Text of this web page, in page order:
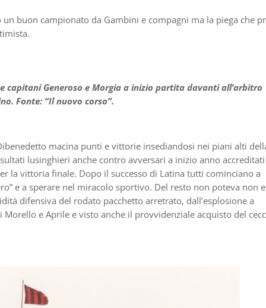
buon campionato da Gambini e compagni ma la piega che
capitani Generoso e Morgia a inizio partita davanti all’arbitro
Fonte: “Il nuovo corso”.
macina punti e vittorie insediandosi nei piani alti
lusinghieri anche contro avversari a inizio anno accreditati
la vittoria finale. Dopo il successo di Latina tutti cominciano a
e a sperare nel miracolo sportivo. Del resto non poteva non
difensiva del rodato pacchetto arretrato, dall’esplosione a
Morello e Aprile e visto anche il provvidenziale acquisto del